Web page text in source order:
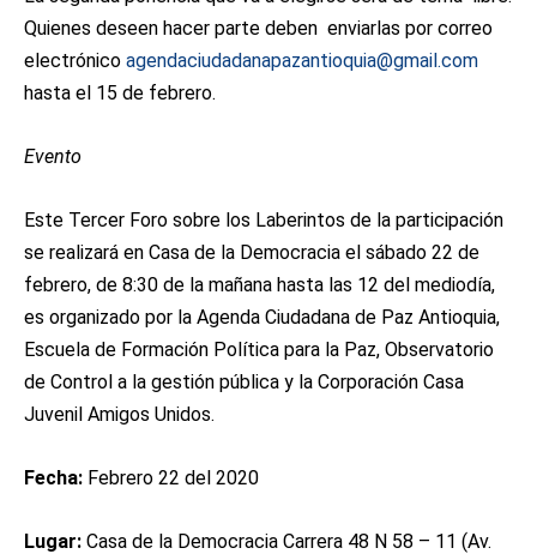
Quienes deseen hacer parte deben enviarlas por correo
electrónico agendaciudadanapazantioquia@gmail.com
hasta el 15 de febrero.
Evento
Este Tercer Foro sobre los Laberintos de la participación
se realizará en Casa de la Democracia el sábado 22 de
febrero, de 8:30 de la mañana hasta las 12 del mediodía,
es organizado por la Agenda Ciudadana de Paz Antioquia,
Escuela de Formación Política para la Paz, Observatorio
de Control a la gestión pública y la Corporación Casa
Juvenil Amigos Unidos.
Fecha: Febrero 22 del 2020
Lugar: Casa de la Democracia Carrera 48 N 58 – 11 (Av.